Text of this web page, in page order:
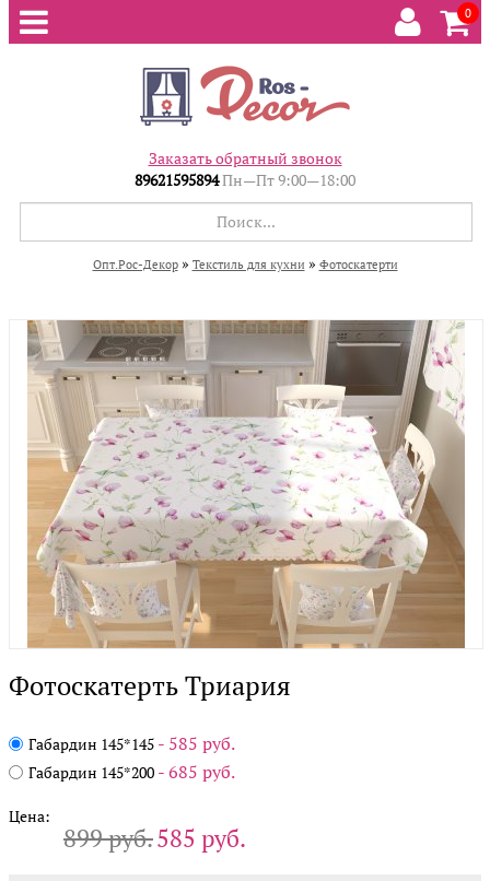
0
Заказать обратный звонок
89621595894Пн—Пт 9:00—18:00
Опт.Рос-Декор » Текстиль для кухни » Фотоскатерти
Фотоскатерть Триария
Габардин 145*145 - 585 руб.
Габардин 145*200 - 685 руб.
Цена:
899 руб.585 руб.